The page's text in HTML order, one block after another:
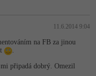
11.6.2014 9:04
na FB za jinou
.
připadá dobrý. Omezil